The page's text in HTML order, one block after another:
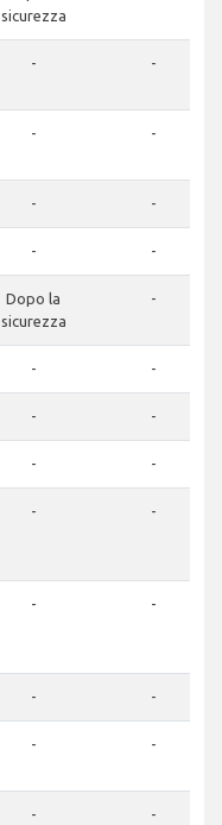
sicurezza
- -
- -
- -
- -
Dopo la
sicurezza
-
- -
- -
- -
- -
- -
- -
- -
- -